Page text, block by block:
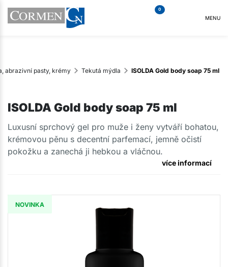
0
MENU
abrazivní pasty, krémy Tekutá mýdla ISOLDA Gold body soap 75 ml
ISOLDA Gold body soap 75 ml
Luxusní sprchový gel pro muže i ženy vytváří bohatou,
krémovou pěnu s decentní parfemací, jemně očistí
pokožku a zanechá ji hebkou a vláčnou.
více informací
NOVINKA